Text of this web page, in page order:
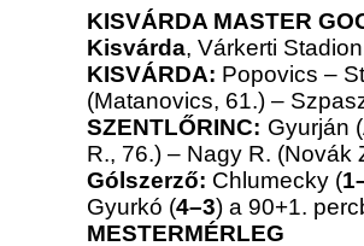
KISVÁRDA MASTER
Kisvárda, Várkerti
KISVÁRDA: Popovics –
(Matanovics, 61.) –
SZENTLŐRINC: Gyurján
R., 76.) – Nagy R. (Novák
Gólszerző: Chlumecky (
Gyurkó (4–3) a 90+1.
MESTERMÉRLEG